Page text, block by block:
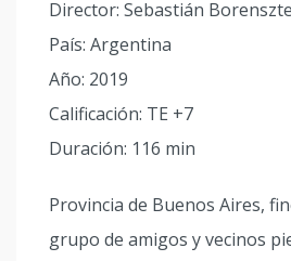
Director: Sebastián
País: Argentina
Año: 2019
Calificación: TE +7
Duración: 116 min
Provincia de Buenos Aires,
grupo de amigos y vecinos